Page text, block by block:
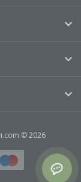
© 2026